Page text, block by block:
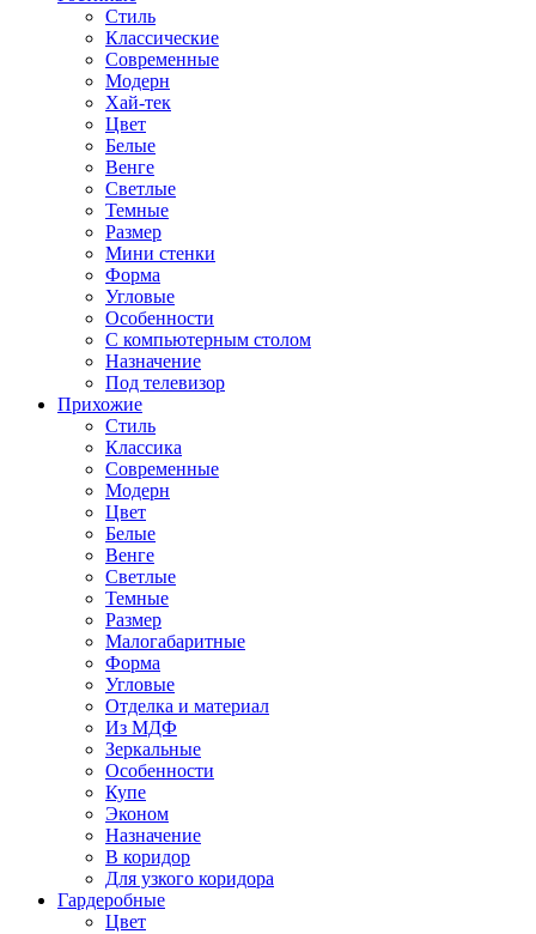
Стиль
Классические
Современные
Модерн
Хай-тек
Цвет
Белые
Венге
Светлые
Темные
Размер
Мини стенки
Форма
Угловые
Особенности
С компьютерным столом
Назначение
Под телевизор
Прихожие
Стиль
Классика
Современные
Модерн
Цвет
Белые
Венге
Светлые
Темные
Размер
Малогабаритные
Форма
Угловые
Отделка и материал
Из МДФ
Зеркальные
Особенности
Купе
Эконом
Назначение
В коридор
Для узкого коридора
Гардеробные
Цвет